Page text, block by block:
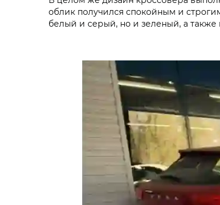
облик получился спокойным и
белый и серый, но и зеленый, а